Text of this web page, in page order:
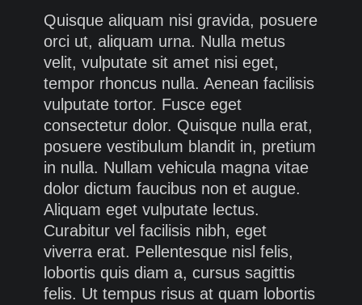
Quisque aliquam nisi gravida, posuere
orci ut, aliquam urna. Nulla metus
velit, vulputate sit amet nisi eget,
tempor rhoncus nulla. Aenean facilisis
vulputate tortor. Fusce eget
consectetur dolor. Quisque nulla erat,
posuere vestibulum blandit in, pretium
in nulla. Nullam vehicula magna vitae
dolor dictum faucibus non et augue.
Aliquam eget vulputate lectus.
Curabitur vel facilisis nibh, eget
viverra erat. Pellentesque nisl felis,
lobortis quis diam a, cursus sagittis
felis. Ut tempus risus at quam lobortis